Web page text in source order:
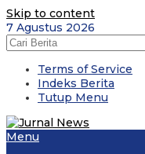
Skip to content
7 Agustus 2026
Terms of Service
Indeks Berita
Tutup Menu
Menu